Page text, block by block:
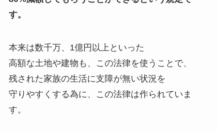
す。
本来は数千万、1億円以上といった
高額な土地や建物も、この法律を使うことで、
残された家族の生活に支障が無い状況を
守りやすくする為に、この法律は作られていま
す。